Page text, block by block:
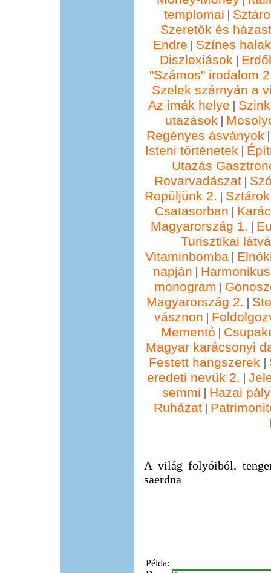
templomai |
Szeretők és
Endre | Színes
Diszlexiások |
"Számos" irodalom
Szelek szárnyán a
Az imák helye |
utazások |
Regényes ásványok
Isteni történetek |
Utazás
Rovarvadászat|
Repüljünk 2. |
Csatasorban |
Magyarország 1. |
Turisztikai
Vitaminbomba|
napján |
monogram |
Magyarország 2. |
vásznon |
Mementó |
Magyar karácsonyi
Festett hangszerek |
eredeti nevük 2. |
semmi | Hazai
Ruházat|
A világ folyóiból,
saerdna
Példa: